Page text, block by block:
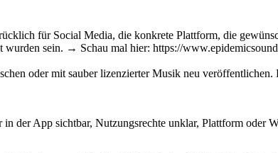
für Social Media, die konkrete Plattform, die
wurden sein. → Schau mal hier: https://
oder mit sauber lizenzierter Musik neu veröffentlichen.
der App sichtbar, Nutzungsrechte unklar, Plattform oder